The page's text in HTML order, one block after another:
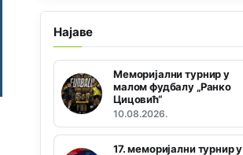
Најаве
Меморијални турнир у
малом фудбалу „Ранко
Цицовић“
10.08.2026.
17. меморијални турнир у